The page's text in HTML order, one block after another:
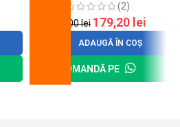
(2)
200,00lei 179,20 lei
ADAUGĂ ÎN COȘ
COMANDĂ PE